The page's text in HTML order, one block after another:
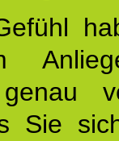
Sie